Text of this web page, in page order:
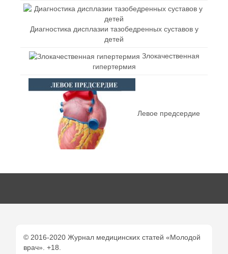
Диагностика дисплазии тазобедренных суставов у
детей
Злокачественная
гипертермия
Левое предсердие
© 2016-2020 Журнал медицинских статей «Молодой
врач». +18.